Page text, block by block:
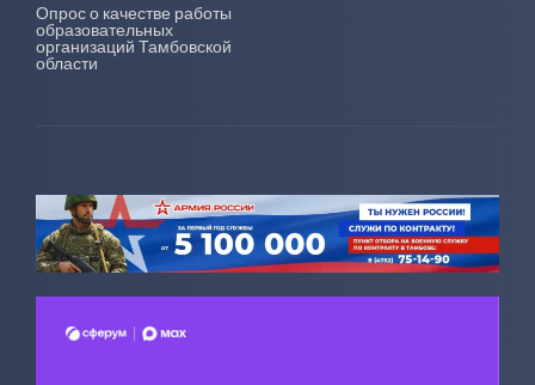
Опрос о качестве работы
образовательных
организаций Тамбовской
области